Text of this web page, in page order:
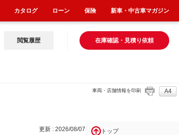
在庫確認・見積り依頼
閲覧履歴
車両・店舗情報を印刷 A4
更新 : 2026/08/07 トップ
カタログ ローン 保険 新車・中古車マガジン